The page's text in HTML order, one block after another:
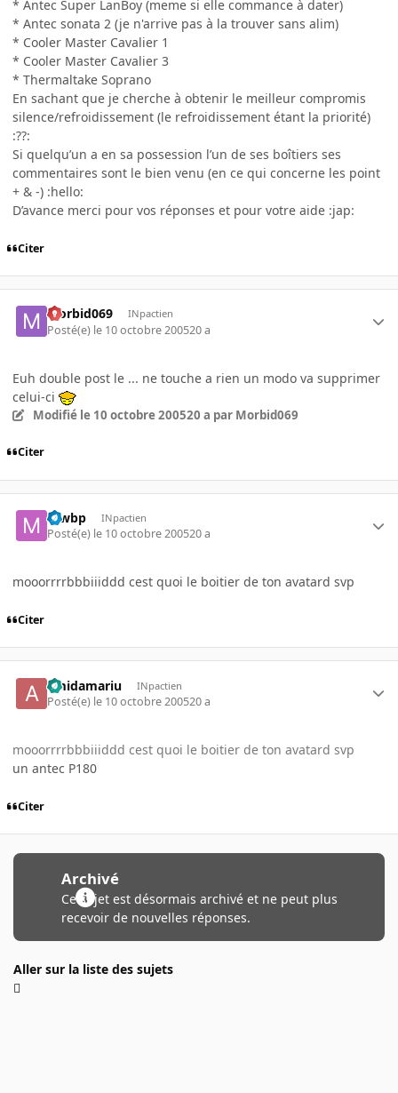
* Antec Super LanBoy (meme si elle commance à dater)
* Antec sonata 2 (je n'arrive pas à la trouver sans alim)
* Cooler Master Cavalier 1
* Cooler Master Cavalier 3
* Thermaltake Soprano
En sachant que je cherche à obtenir le meilleur compromis
silence/refroidissement (le refroidissement étant la priorité)
:??:
Si quelqu’un a en sa possession l’un de ses boîtiers ses
commentaires sont le bien venu (en ce qui concerne les point
+ & -) :hello:
D’avance merci pour vos réponses et pour votre aide :jap:
Citer
Morbid069 INpactien
Posté(e) le 10 octobre 200520 a
Euh double post le ... ne touche a rien un modo va supprimer
celui-ci
Modifié le 10 octobre 200520 a par Morbid069
Citer
mwbp INpactien
Posté(e) le 10 octobre 200520 a
mooorrrrbbbiiiddd cest quoi le boitier de ton avatard svp
Citer
amidamariu INpactien
Posté(e) le 10 octobre 200520 a
mooorrrrbbbiiiddd cest quoi le boitier de ton avatard svp
un antec P180
Citer
Archivé
Ce sujet est désormais archivé et ne peut plus
recevoir de nouvelles réponses.
Aller sur la liste des sujets